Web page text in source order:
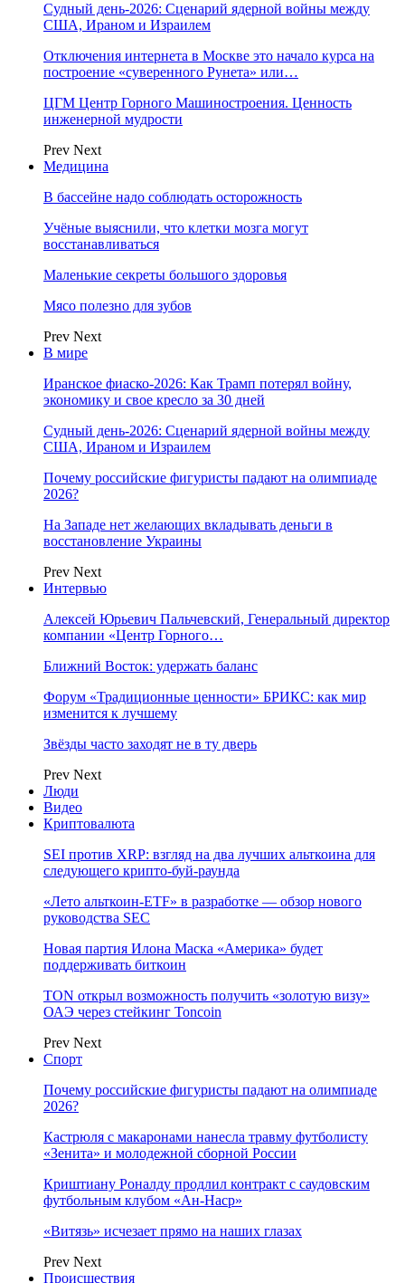
Судный день-2026: Сценарий ядерной войны между
США, Ираном и Израилем
Отключения интернета в Москве это начало курса на
построение «суверенного Рунета» или…
ЦГМ Центр Горного Машиностроения. Ценность
инженерной мудрости
Prev Next
Медицина
В бассейне надо соблюдать осторожность
Учёные выяснили, что клетки мозга могут
восстанавливаться
Маленькие секреты большого здоровья
Мясо полезно для зубов
Prev Next
В мире
Иранское фиаско-2026: Как Трамп потерял войну,
экономику и свое кресло за 30 дней
Судный день-2026: Сценарий ядерной войны между
США, Ираном и Израилем
Почему российские фигуристы падают на олимпиаде
2026?
На Западе нет желающих вкладывать деньги в
восстановление Украины
Prev Next
Интервью
Алексей Юрьевич Пальчевский, Генеральный директор
компании «Центр Горного…
Ближний Восток: удержать баланс
Форум «Традиционные ценности» БРИКС: как мир
изменится к лучшему
Звёзды часто заходят не в ту дверь
Prev Next
Люди
Видео
Криптовалюта
SEI против XRP: взгляд на два лучших альткоина для
следующего крипто-буй-раунда
«Лето альткоин-ETF» в разработке — обзор нового
руководства SEC
Новая партия Илона Маска «Америка» будет
поддерживать биткоин
TON открыл возможность получить «золотую визу»
ОАЭ через стейкинг Toncoin
Prev Next
Спорт
Почему российские фигуристы падают на олимпиаде
2026?
Кастрюля с макаронами нанесла травму футболисту
«Зенита» и молодежной сборной России
Криштиану Роналду продлил контракт с саудовским
футбольным клубом «Ан-Наср»
«Витязь» исчезает прямо на наших глазах
Prev Next
Происшествия